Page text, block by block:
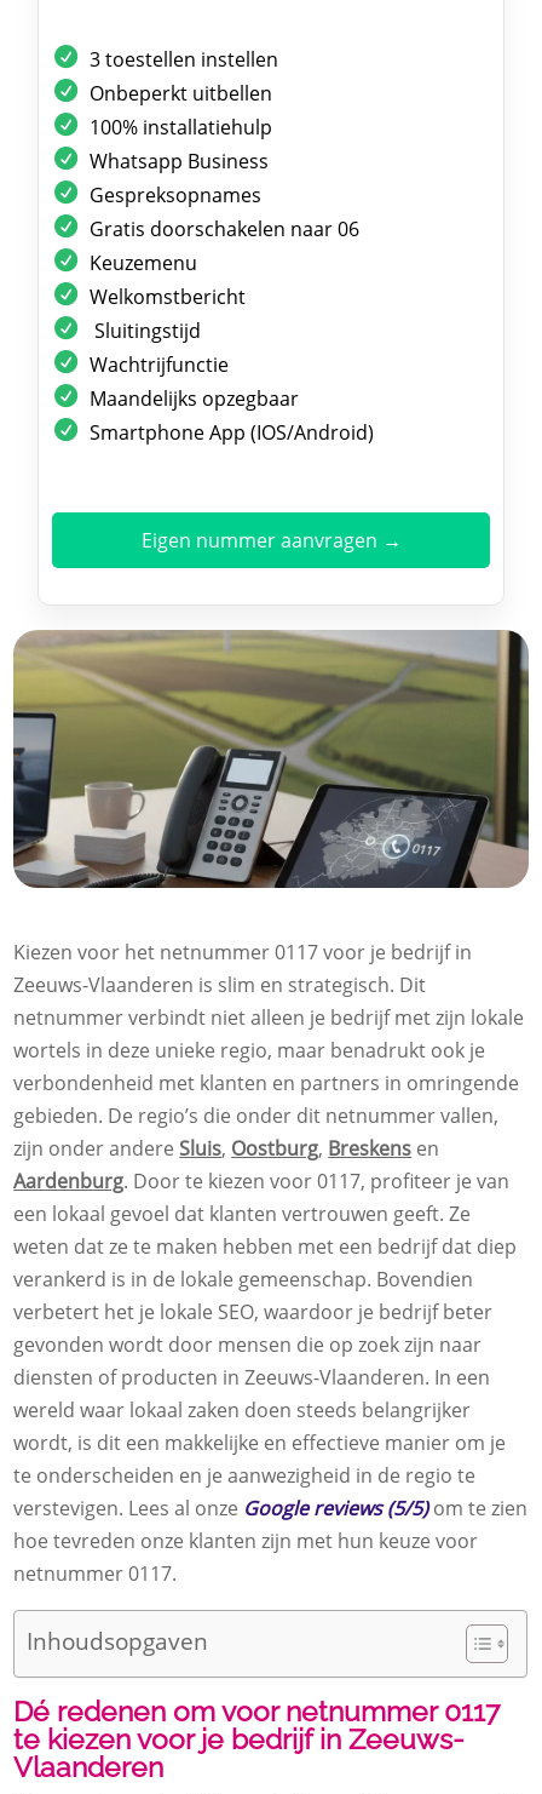
3 toestellen instellen
Onbeperkt uitbellen
100% installatiehulp
Whatsapp Business
Gespreksopnames
Gratis doorschakelen naar 06
Keuzemenu
Welkomstbericht
Sluitingstijd
Wachtrijfunctie
Maandelijks opzegbaar
Smartphone App (IOS/Android)
Eigen nummer aanvragen →
Kiezen voor het netnummer 0117 voor je bedrijf in
Zeeuws-Vlaanderen is slim en strategisch. Dit
netnummer verbindt niet alleen je bedrijf met zijn lokale
wortels in deze unieke regio, maar benadrukt ook je
verbondenheid met klanten en partners in omringende
gebieden. De regio’s die onder dit netnummer vallen,
zijn onder andereSluis, Oostburg, Breskens en
Aardenburg. Door te kiezen voor 0117, profiteer je van
een lokaal gevoel dat klanten vertrouwen geeft. Ze
weten dat ze te maken hebben met een bedrijf dat diep
verankerd is in de lokale gemeenschap. Bovendien
verbetert het je lokale SEO, waardoor je bedrijf beter
gevonden wordt door mensen die op zoek zijn naar
diensten of producten in Zeeuws-Vlaanderen. In een
wereld waar lokaal zaken doen steeds belangrijker
wordt, is dit een makkelijke en effectieve manier om je
te onderscheiden en je aanwezigheid in de regio te
verstevigen. Lees al onze Google reviews (5/5)om te zien
hoe tevreden onze klanten zijn met hun keuze voor
netnummer 0117.
Inhoudsopgaven
Dé redenen om voor netnummer 0117
te kiezen voor je bedrijf in Zeeuws-
Vlaanderen